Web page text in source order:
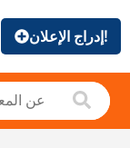
إدراج الإعلان!